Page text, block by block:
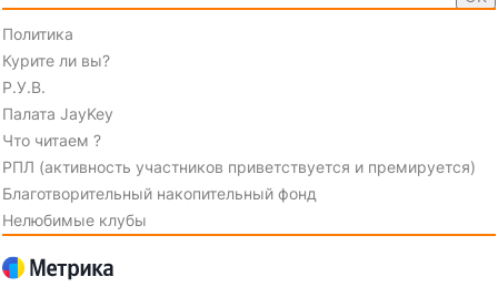
Политика
Курите ли вы?
Р.У.В.
Палата JayKey
Что читаем ?
РПЛ (активность участников приветствуется и премируется)
Благотворительный накопительный фонд
Нелюбимые клубы